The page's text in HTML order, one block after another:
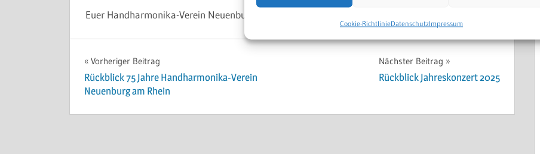
Cookie-RichtlinieDatenschutzImpressum
Euer Handharmonika-Verein Neuenburg am Rhein
Beitragsnavigation
Vorheriger Beitrag
Rückblick 75 Jahre Handharmonika-Verein
Neuenburg am Rhein
Nächster Beitrag
Rückblick Jahreskonzert 2025